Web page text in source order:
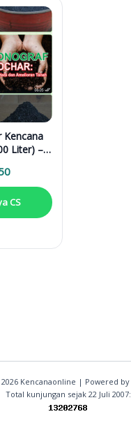
Kencana
Liter) –
CS
Kencanaonline | Powered by
Total kunjungan sejak 22 Juli 2007: